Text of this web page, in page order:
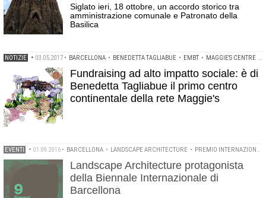
Siglato ieri, 18 ottobre, un accordo storico tra
amministrazione comunale e Patronato della
Basilica
NOTIZIE • 03.05.2017 • BARCELLONA • BENEDETTA TAGLIABUE • EMBT • MAGGIE'S CENTRE
Fundraising ad alto impatto sociale: è di
Benedetta Tagliabue il primo centro
continentale della rete Maggie's
EVENTI • 01.09.2016 • BARCELLONA • LANDSCAPE ARCHITECTURE • PREMIO INTERNAZIONALE DI PAESAGGIO ROSA BARBA
Landscape Architecture protagonista
della Biennale Internazionale di
Barcellona